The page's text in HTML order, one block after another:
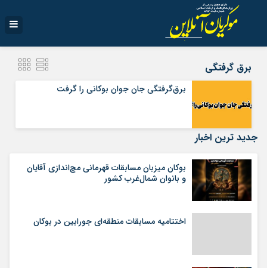
برق گرفتگی
برق‌گرفتگی جان جوان بوکانی را گرفت
جدید ترین اخبار
بوکان میزبان مسابقات قهرمانی مچ‌اندازی آقایان
و بانوان شمال‌غرب کشور
اختتامیه مسابقات منطقه‌ای جورابین در بوکان